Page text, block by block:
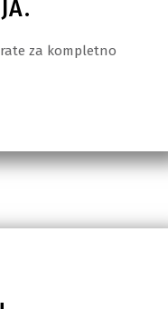
za kompletno